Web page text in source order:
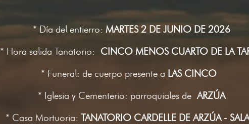
* Día del entierro: MARTES 2 DE JUNIO DE 2026
* Hora salida Tanatorio: CINCO MENOS CUARTO DE LA
* Funeral: de cuerpo presente a LAS CINCO
* Iglesia y Cementerio: parroquiales deARZÚA
* Casa Mortuoria: TANATORIO CARDELLE DE ARZÚA -